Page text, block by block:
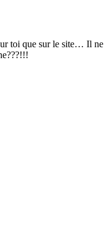
toi que sur le site… Il ne